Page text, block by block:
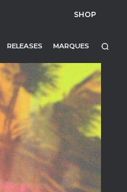
SHOP
RELEASES MARQUES